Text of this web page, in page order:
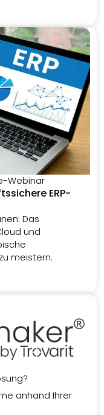
Webinar
ERP-
Das
und
meistern.
anhand Ihrer